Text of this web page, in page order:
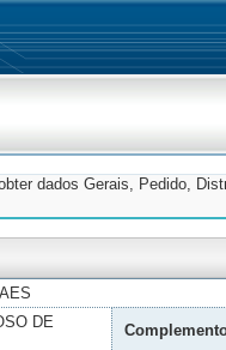
dados Gerais, Pedido,
DE